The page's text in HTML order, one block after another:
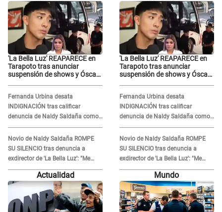
'La Bella Luz' REAPARECE en
Tarapoto tras anunciar
suspensión de shows y Óscar
Fernanda Urbina desata
INDIGNACIÓN tras calificar
denuncia de Naldy Saldaña como
'acto bochornoso': "No es justo
atacar a otra mujer"
Novio de Naldy Saldaña ROMPE
SU SILENCIO tras denuncia a
exdirector de 'La Bella Luz': "Me
basta con que ella esté bien"
'La Bella Luz' REAPARECE en
Tarapoto tras anunciar
suspensión de shows y Óscar
Fernanda Urbina desata
INDIGNACIÓN tras calificar
denuncia de Naldy Saldaña como
'acto bochornoso': "No es justo
atacar a otra mujer"
Novio de Naldy Saldaña ROMPE
SU SILENCIO tras denuncia a
exdirector de 'La Bella Luz': "Me
basta con que ella esté bien"
Actualidad Mundo